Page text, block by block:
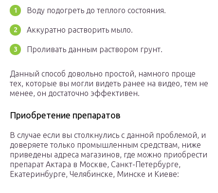
Воду подогреть до теплого состояния.
Аккуратно растворить мыло.
Проливать данным раствором грунт.
Данный способ довольно простой, намного проще
тех, которые вы могли видеть ранее на видео, тем не
менее, он достаточно эффективен.
Приобретение препаратов
В случае если вы столкнулись с данной проблемой, и
доверяете только промышленным средствам, ниже
приведены адреса магазинов, где можно приобрести
препарат Актара в Москве, Санкт-Петербурге,
Екатеринбурге, Челябинске, Минске и Киеве: